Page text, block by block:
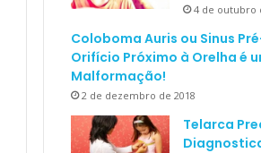
4 de outubro
Coloboma Auris ou Sinus
Orifício Próximo à Orelha é
Malformação!
2 de dezembro de 2018
Telarca